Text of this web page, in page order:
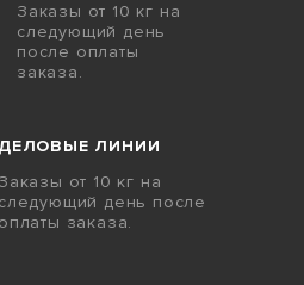
Заказы от 10 кг на
следующий день
после оплаты
заказа.
ДЕЛОВЫЕ ЛИНИИ
Заказы от 10 кг на
следующий день после
оплаты заказа.